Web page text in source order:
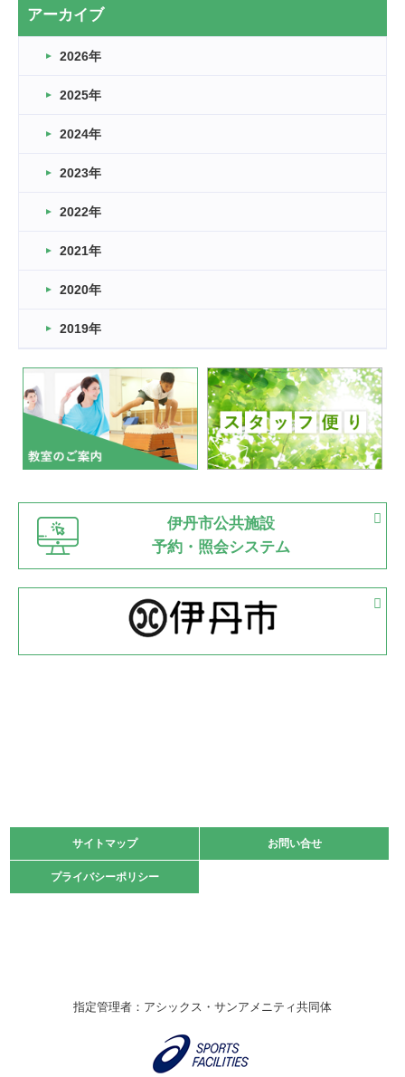
2026.03.20
なぎなた
2026.03.16
車いすバスケとRくんのお話
卒業・卒園の季節★
2026.03.11
緑ケ丘体育館
2022.11.03
緑ケ丘体育館
いたっぼーる大会☆彡
緑ケ丘体育館
2022.07.03
市内総合体育大会が開始
緑ケ丘体育館 猪名川運動広場
古池運動広場
2022.06.12
県知事杯争奪バレーボール大会が開催
緑ケ丘体育館
2022.05.05
体育協会長杯 バドミントン競技の部
2022.05.22
緑ケ丘体育館
2021.10.23
卓球選手権大会ラージボールの部開催☆
伊丹市総合体育大会 バレーボール大会が開催されました
アーカイブ
2026年
2025年
2024年
2023年
2022年
2021年
2020年
2019年
伊丹市公共施設
予約・照会システム
サイトマップ お問い合せ
プライバシーポリシー
サイトマップ お問い合せ
プライバシーポリシー
指定管理者：アシックス・サンアメニティ共同体